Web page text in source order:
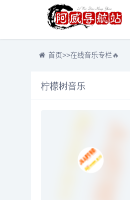
首页>>在线音乐专栏🔥
柠檬树音乐